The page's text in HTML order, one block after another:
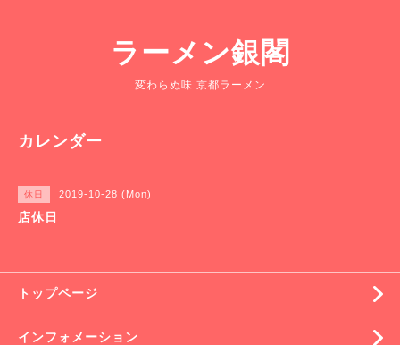
ラーメン銀閣
変わらぬ味 京都ラーメン
カレンダー
休日 2019-10-28 (Mon)
店休日
トップページ
インフォメーション